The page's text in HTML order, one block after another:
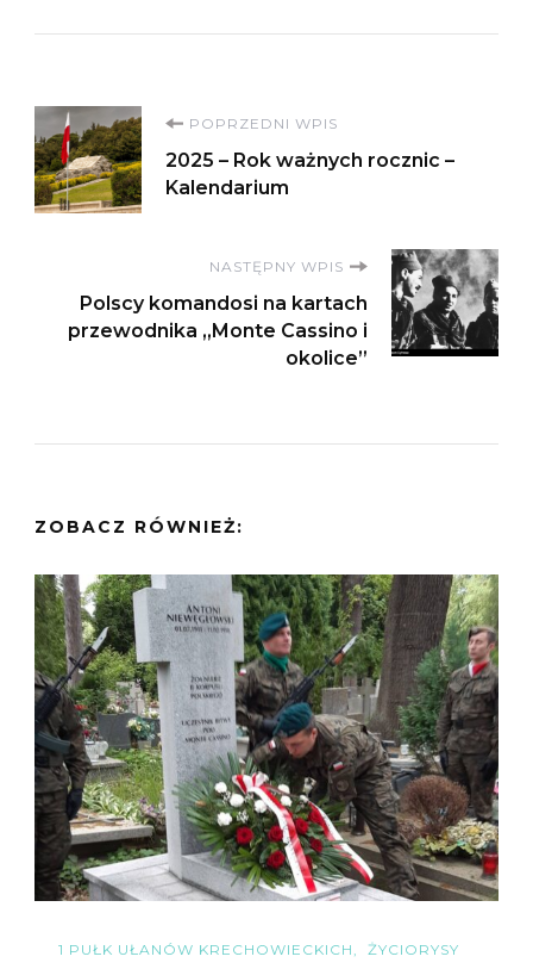
Nawigacja
wpisu
POPRZEDNI WPIS
2025 – Rok ważnych rocznic –
Kalendarium
NASTĘPNY WPIS
Polscy komandosi na kartach
przewodnika „Monte Cassino i
okolice”
ZOBACZ RÓWNIEŻ:
1 PUŁK UŁANÓW KRECHOWIECKICH ŻYCIORYSY